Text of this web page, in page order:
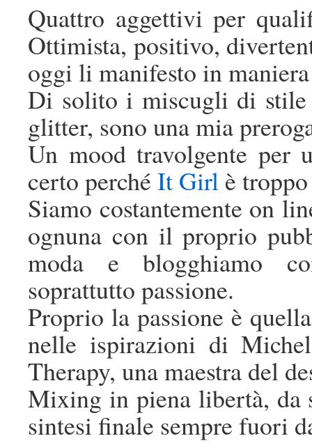
Quattro aggettivi per
Ottimista, positivo,
oggi li manifesto in
Di solito i miscugli di stile
glitter, sono una mia
Un mood travolgente per
certo perché It Girl è
Siamo costantemente on
ognuna con il proprio
moda e blogghiamo
soprattutto passione.
Proprio la passione è
nelle ispirazioni di
Therapy, una maestra del
Mixing in piena libertà, da
sintesi finale sempre fuori